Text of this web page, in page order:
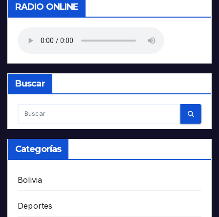
RADIO ONLINE
Buscar
Categorías
Bolivia
Deportes